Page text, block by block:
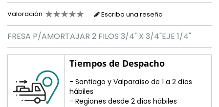
Valoración Escriba una reseña
FRESA P/AMORTAJAR 2 FILOS 3/4" X 3/4"EJE 1/4"
Tiempos de Despacho
- Santiago y Valparaíso de 1 a 2 días
hábiles
- Regiones desde 2 días hábiles